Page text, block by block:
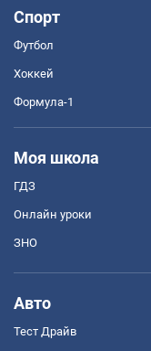
Спорт
Футбол
Хоккей
Формула-1
Моя школа
ГДЗ
Онлайн уроки
ЗНО
Авто
Тест Драйв